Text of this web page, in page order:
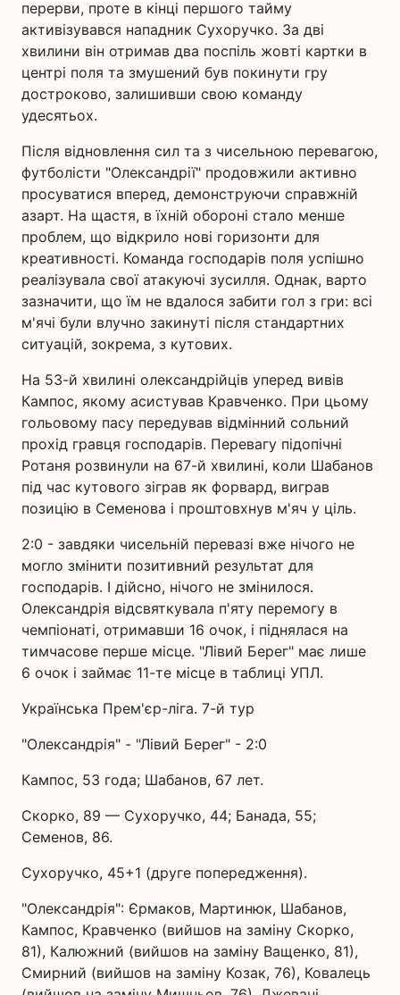
перерви, проте в кінці першого тайму
активізувався нападник Сухоручко. За дві
хвилини він отримав два поспіль жовті картки в
центрі поля та змушений був покинути гру
достроково, залишивши свою команду
удесятьох.
Після відновлення сил та з чисельною перевагою,
футболісти "Олександрії" продовжили активно
просуватися вперед, демонструючи справжній
азарт. На щастя, в їхній обороні стало менше
проблем, що відкрило нові горизонти для
креативності. Команда господарів поля успішно
реалізувала свої атакуючі зусилля. Однак, варто
зазначити, що їм не вдалося забити гол з гри: всі
м'ячі були влучно закинуті після стандартних
ситуацій, зокрема, з кутових.
На 53-й хвилині олександрійців уперед вивів
Кампос, якому асистував Кравченко. При цьому
гольовому пасу передував відмінний сольний
прохід гравця господарів. Перевагу підопічні
Ротаня розвинули на 67-й хвилині, коли Шабанов
під час кутового зіграв як форвард, виграв
позицію в Семенова і проштовхнув м'яч у ціль.
2:0 - завдяки чисельній перевазі вже нічого не
могло змінити позитивний результат для
господарів. І дійсно, нічого не змінилося.
Олександрія відсвяткувала п'яту перемогу в
чемпіонаті, отримавши 16 очок, і піднялася на
тимчасове перше місце. "Лівий Берег" має лише
6 очок і займає 11-те місце в таблиці УПЛ.
Українська Прем'єр-ліга. 7-й тур
"Олександрія" - "Лівий Берег" - 2:0
Кампос, 53 года; Шабанов, 67 лет.
Скорко, 89 — Сухоручко, 44; Банада, 55;
Семенов, 86.
Сухоручко, 45+1 (друге попередження).
"Олександрія": Єрмаков, Мартинюк, Шабанов,
Кампос, Кравченко (вийшов на заміну Скорко,
81), Калюжний (вийшов на заміну Ващенко, 81),
Смирний (вийшов на заміну Козак, 76), Ковалець